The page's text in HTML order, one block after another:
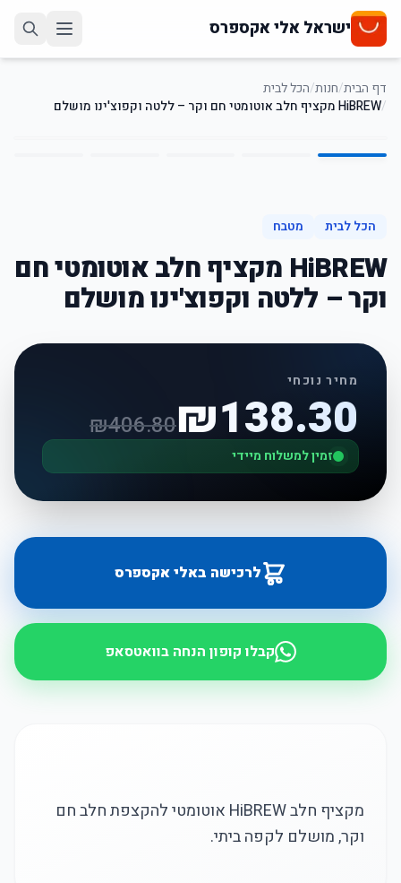
ישראל אלי אקספרס
דף הבית/חנות/הכל לבית
/HiBREW מקציף חלב אוטומטי חם וקר – ללטה וקפוצ'ינו מושלם 1
/
5
הכל לבית מטבח
HiBREW מקציף חלב אוטומטי חם
וקר – ללטה וקפוצ'ינו מושלם
מחיר נוכחי
₪138.30
₪406.80
זמין למשלוח מיידי
לרכישה באלי אקספרס
קבלו קופון הנחה בוואטסאפ
מקציף חלב HiBREW אוטומטי להקצפת חלב חם
וקר, מושלם לקפה ביתי.